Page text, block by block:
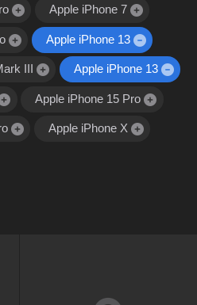
Apple iPhone 7
Apple iPhone 13
III Apple iPhone 13
Apple iPhone 15 Pro
Apple iPhone X